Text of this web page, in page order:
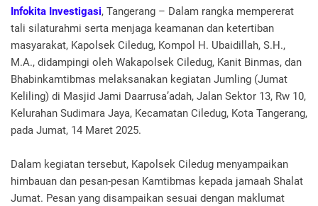
Infokita Investigasi, Tangerang – Dalam rangka mempererat
tali silaturahmi serta menjaga keamanan dan ketertiban
masyarakat, Kapolsek Ciledug, Kompol H. Ubaidillah, S.H.,
M.A., didampingi oleh Wakapolsek Ciledug, Kanit Binmas, dan
Bhabinkamtibmas melaksanakan kegiatan Jumling (Jumat
Keliling) di Masjid Jami Daarrusa’adah, Jalan Sektor 13, Rw 10,
Kelurahan Sudimara Jaya, Kecamatan Ciledug, Kota Tangerang,
pada Jumat, 14 Maret 2025.
Dalam kegiatan tersebut, Kapolsek Ciledug menyampaikan
himbauan dan pesan-pesan Kamtibmas kepada jamaah Shalat
Jumat. Pesan yang disampaikan sesuai dengan maklumat